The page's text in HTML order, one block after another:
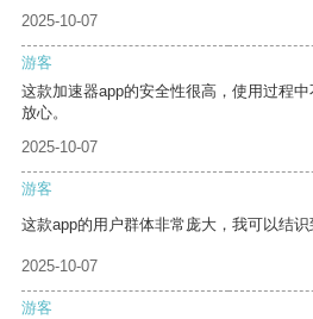
2025-10-07
游客
这款加速器app的安全性很高，使用过程
放心。
2025-10-07
游客
这款app的用户群体非常庞大，我可以结识
2025-10-07
游客